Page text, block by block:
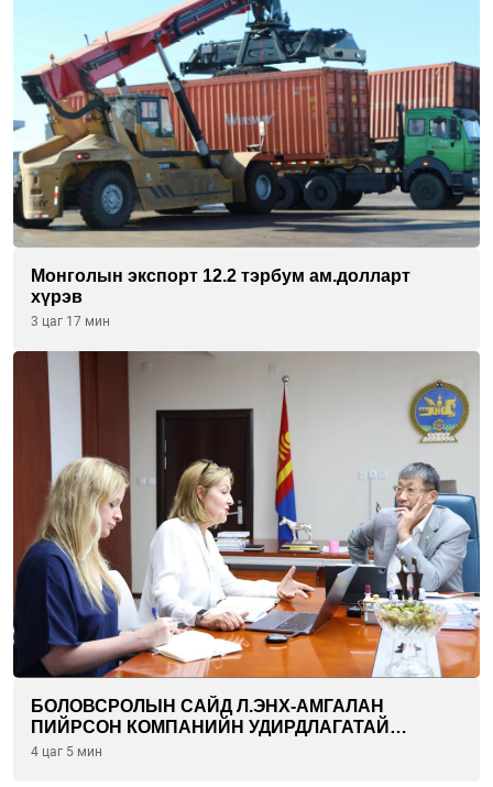
Монголын экспорт 12.2 тэрбум ам.долларт
хүрэв
3 цаг 17 мин
БОЛОВСРОЛЫН САЙД Л.ЭНХ-АМГАЛАН
ПИЙРСОН КОМПАНИЙН УДИРДЛАГАТАЙ
УУЛЗЛАА
4 цаг 5 мин